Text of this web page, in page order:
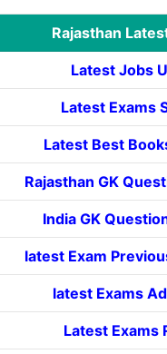
Rajasthan
Latest Jobs
Latest Exams
Latest Best
Rajasthan GK
India GK
latest Exam
latest Exams
Latest Exams